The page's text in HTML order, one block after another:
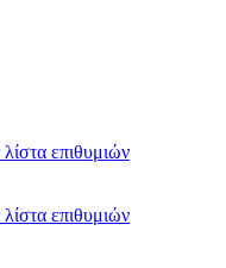
επιθυμιών
επιθυμιών